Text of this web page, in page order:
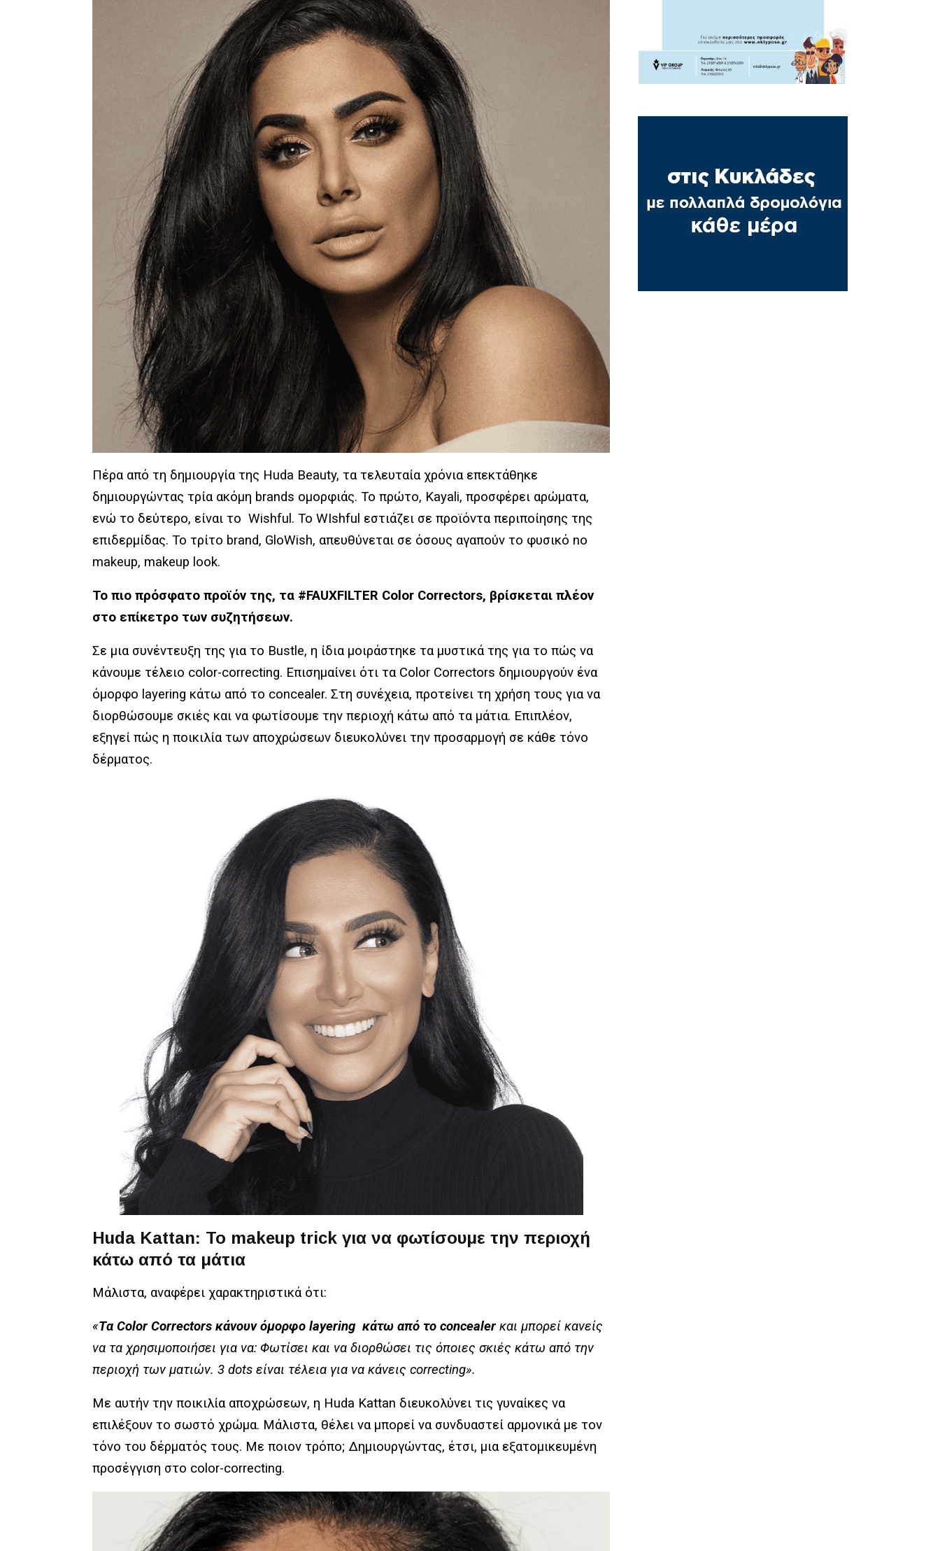
Πέρα από τη δημιουργία της Huda Beauty, τα τελευταία χρόνια επεκτάθηκε
δημιουργώντας τρία ακόμη brands ομορφιάς. Το πρώτο, Kayali, προσφέρει αρώματα,
ενώ το δεύτερο, είναι το Wishful. Το WIshful εστιάζει σε προϊόντα περιποίησης της
επιδερμίδας. Το τρίτο brand, GloWish, απευθύνεται σε όσους αγαπούν το φυσικό no
makeup, makeup look.
Το πιο πρόσφατο προϊόν της, τα #FAUXFILTER Color Correctors, βρίσκεται πλέον
στο επίκετρο των συζητήσεων.
Σε μια συνέντευξη της για το Bustle, η ίδια μοιράστηκε τα μυστικά της για το πώς να
κάνουμε τέλειο color-correcting. Επισημαίνει ότι τα Color Correctors δημιουργούν ένα
όμορφο layering κάτω από το concealer. Στη συνέχεια, προτείνει τη χρήση τους για να
διορθώσουμε σκιές και να φωτίσουμε την περιοχή κάτω από τα μάτια. Επιπλέον,
εξηγεί πώς η ποικιλία των αποχρώσεων διευκολύνει την προσαρμογή σε κάθε τόνο
δέρματος.
Huda Kattan: To makeup trick για να φωτίσουμε την περιοχή
κάτω από τα μάτια
Μάλιστα, αναφέρει χαρακτηριστικά ότι:
«Tα Color Correctors κάνουν όμορφο layering κάτω από το concealer και μπορεί κανείς
να τα χρησιμοποιήσει για να: Φωτίσει και να διορθώσει τις όποιες σκιές κάτω από την
περιοχή των ματιών. 3 dots είναι τέλεια για να κάνεις correcting».
Με αυτήν την ποικιλία αποχρώσεων, η Huda Kattan διευκολύνει τις γυναίκες να
επιλέξουν το σωστό χρώμα. Μάλιστα, θέλει να μπορεί να συνδυαστεί αρμονικά με τον
τόνο του δέρματός τους. Με ποιον τρόπο; Δημιουργώντας, έτσι, μια εξατομικευμένη
προσέγγιση στο color-correcting.